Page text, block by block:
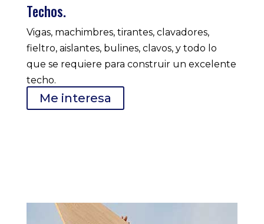
Techos.
Vigas, machimbres, tirantes, clavadores,
fieltro, aislantes, bulines, clavos, y todo lo
que se requiere para construir un excelente
techo.
Me interesa